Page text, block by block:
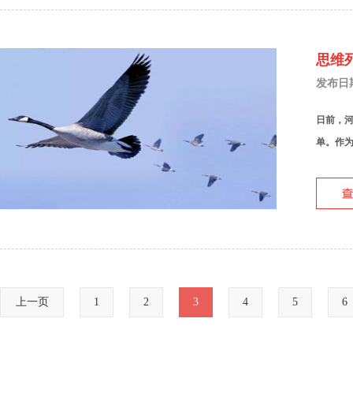
思维
发布日
日前，
单。作
上一页 1 2 3 4 5 6